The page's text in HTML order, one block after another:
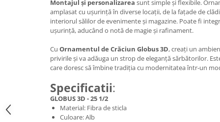
Montajul și personalizarea sunt simple și flexibile.
amplasat cu ușurință în diverse locații, de la fațade de
interiorul sălilor de evenimente și magazine. Poate fi
ușurință, aducând o notă de magie și rafinament.
Cu Ornamentul de Crăciun Globus 3D, creați un
privirile și va adăuga un strop de eleganță sărbătorilor.
care doresc să îmbine tradiția cu modernitatea într-un
Specificatii:
GLOBUS 3D - 25 1/2
Material: Fibra de sticla
Culoare: Alb